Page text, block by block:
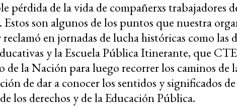
pérdida de la vida de compañerxs trabajadores
Estos son algunos de los puntos que nuestra
en jornadas de lucha históricas como las
y la Escuela Pública Itinerante, que
de la Nación para luego recorrer los caminos de
de dar a conocer los sentidos y significados
los derechos y de la Educación Pública.